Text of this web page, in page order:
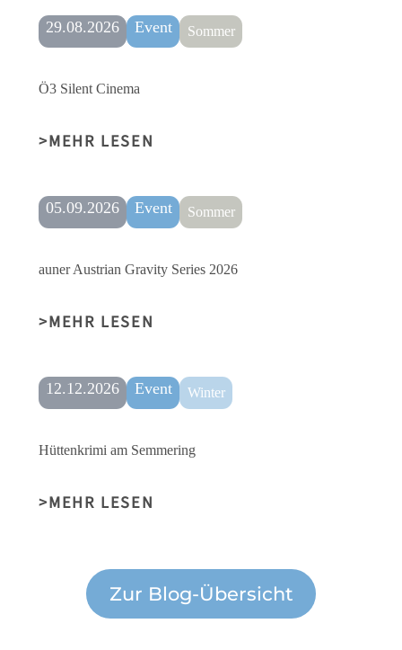
29.08.2026 Event Sommer
Ö3 Silent Cinema
MEHR LESEN
05.09.2026 Event Sommer
auner Austrian Gravity Series 2026
MEHR LESEN
12.12.2026 Event Winter
Hüttenkrimi am Semmering
MEHR LESEN
Zur Blog-Übersicht